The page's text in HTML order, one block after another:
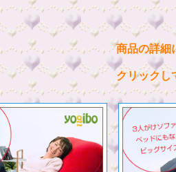
商品の詳細
クリックし